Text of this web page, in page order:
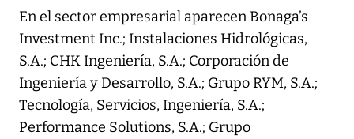
En el sector empresarial aparecen Bonaga’s
Investment Inc.; Instalaciones Hidrológicas,
S.A.; CHK Ingeniería, S.A.; Corporación de
Ingeniería y Desarrollo, S.A.; Grupo RYM, S.A.;
Tecnología, Servicios, Ingeniería, S.A.;
Performance Solutions, S.A.; Grupo